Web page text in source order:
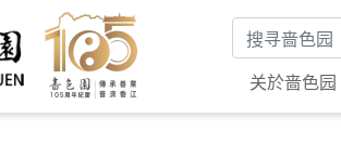
搜寻关键字
关於啬色园